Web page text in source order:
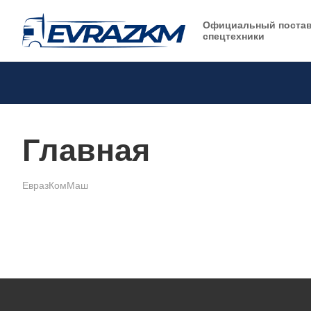
Официальный
спецтехники
Главная
ЕвразКомМаш